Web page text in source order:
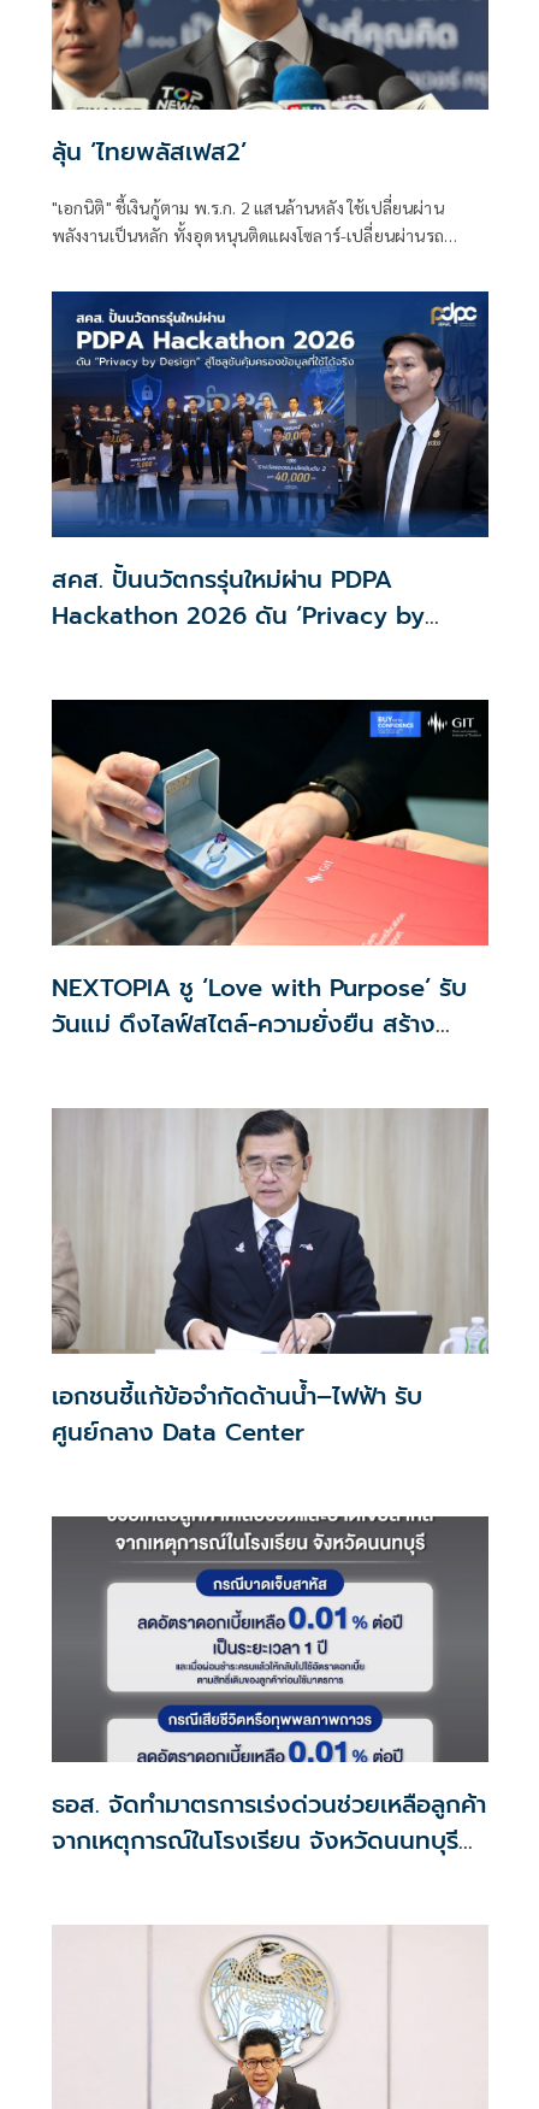
ลุ้น ‘ไทยพลัสเฟส2’
"เอกนิติ" ชี้เงินกู้ตาม พ.ร.ก. 2 แสนล้านหลัง ใช้เปลี่ยนผ่าน
พลังงานเป็นหลัก ทั้งอุดหนุนติดแผงโซลาร์-เปลี่ยนผ่านรถ
พร้อมให้ใช้กับไทยเที่ยวไทยพลัส ส่วนไทยช่วยไทยพลัส เฟส 2
รอประเมินความเหมาะสม นายกฯ เผยจะพยายาม
สคส. ปั้นนวัตกรรุ่นใหม่ผ่าน PDPA
Hackathon 2026 ดัน ‘Privacy by
NEXTOPIA ชู ‘Love with Purpose’ รับ
วันแม่ ดึงไลฟ์สไตล์-ความยั่งยืน สร้าง
เอกชนชี้แก้ข้อจำกัดด้านน้ำ–ไฟฟ้า รับ
ศูนย์กลาง Data Center
ธอส. จัดทำมาตรการเร่งด่วนช่วยเหลือลูกค้า
จากเหตุการณ์ในโรงเรียน จังหวัดนนทบุรี